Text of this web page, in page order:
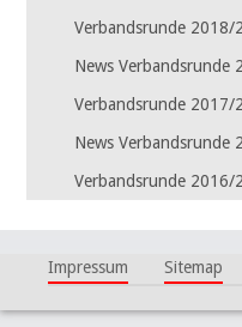
Verbandsrunde 2018/
News Verbandsrunde
Verbandsrunde 2017/
News Verbandsrunde
Verbandsrunde 2016/
Navigation
Impressum Sitemap